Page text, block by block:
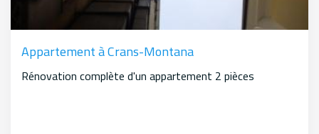
Appartement à Crans-Montana
Rénovation complète d'un appartement 2 pièces